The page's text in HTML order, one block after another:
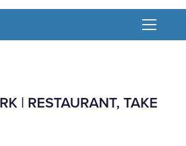
| RESTAURANT, TAKE